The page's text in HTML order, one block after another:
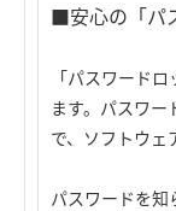
■安心の「パ
「パスワード
ます。パスワ
で、ソフトウェ
パスワードを知